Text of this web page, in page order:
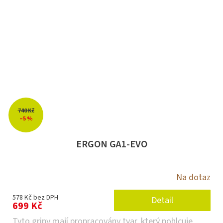
740 Kč
–5 %
ERGON GA1-EVO
Na dotaz
578 Kč bez DPH
699 Kč
Detail